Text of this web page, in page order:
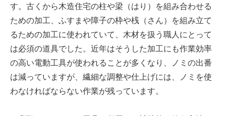
す。古くから木造住宅の柱や梁（はり）を組み合わせる
ための加工、ふすまや障子の枠や桟（さん）を組み立て
るための加工に使われていて、木材を扱う職人にとって
は必須の道具でした。近年はそうした加工にも作業効率
の高い電動工具が使われることが多くなり、ノミの出番
は減っていますが、繊細な調整や仕上げには、ノミを使
わなければならない作業が残っています。